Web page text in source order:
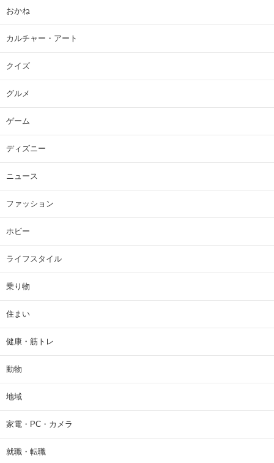
おかね
カルチャー・アート
クイズ
グルメ
ゲーム
ディズニー
ニュース
ファッション
ホビー
ライフスタイル
乗り物
住まい
健康・筋トレ
動物
地域
家電・PC・カメラ
就職・転職